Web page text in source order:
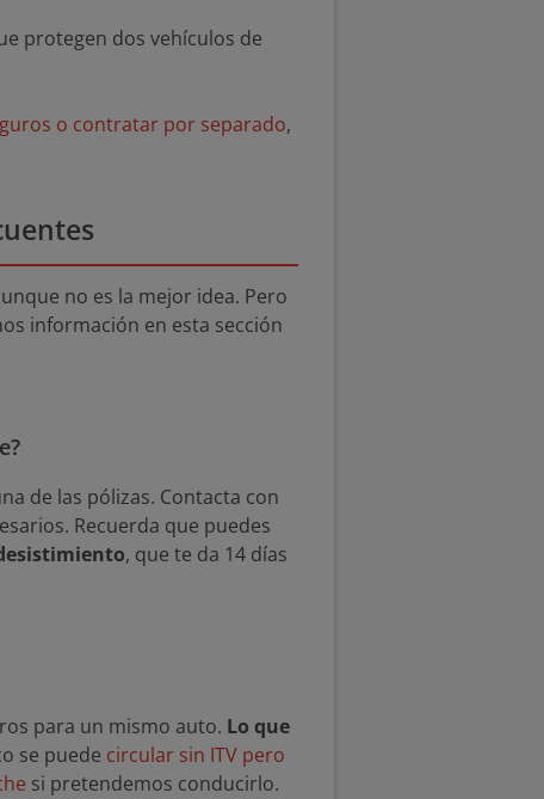
protegen dos vehículos de
o contratar por separado,
no es la mejor idea. Pero
información en esta sección
de las pólizas. Contacta con
Recuerda que puedes
, que te da 14 días
para un mismo auto. Lo que
se puede circular sin ITV pero
si pretendemos conducirlo.